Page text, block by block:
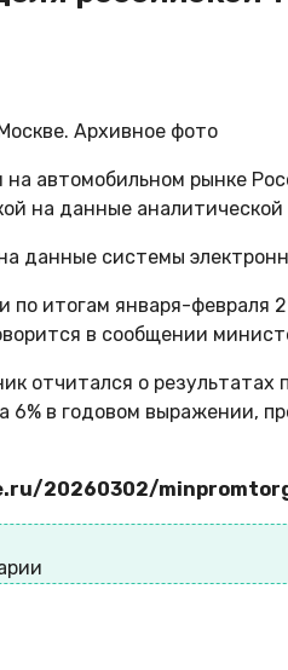
Архивное фото
автомобильном рынке
на данные
данные системы
по итогам января-
в сообщении
отчитался о
6% в годовом выражении,
20260302/